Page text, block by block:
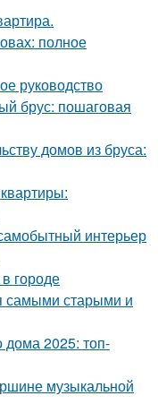
полное
руководство
брус: пошаговая
домов из бруса:
интерьер
городе
самыми старыми и
дома 2025: топ-
музыкальной